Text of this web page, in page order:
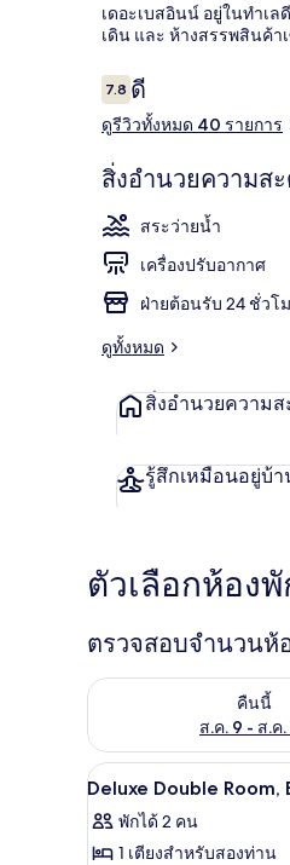
เดอะเบสอินน์ อยู่ในทำเ
เดิน และ ห้างสรรพสินค้า
รีวิว
7.87.8 จาก 10
ดี
ดูรีวิวทั้งหมด 40 รายการ
สิ่งอำนวยความส
สระว่ายน้ำ
เครื่องปรับอากาศ
ฝ่ายต้อนรับ 24 ชั่วโ
ดูทั้งหมด
สิ่งอำนวยความ
รู้สึกเหมือนอยู่บ้า
ตัวเลือกห้อง
ตรวจสอบจำนวนห้
คืนนี้
ส.ค. 9 - ส.ค.
ตรวจสอบจำนวนห้องพัก
เปิด
ภาพถ่าย
ทั้งหมด
19
Deluxe Double Room,
พักได้ 2 คน
1 เตียงสำหรับสองท่าน